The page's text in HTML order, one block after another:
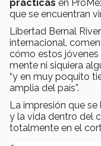
prácticas en
que se encuentran
Libertad Bernal
internacional,
cómo estos jóvenes
mente ni siquiera
“y en muy poquito
amplia del país”.
La impresión que
y la vida dentro del
totalmente en el